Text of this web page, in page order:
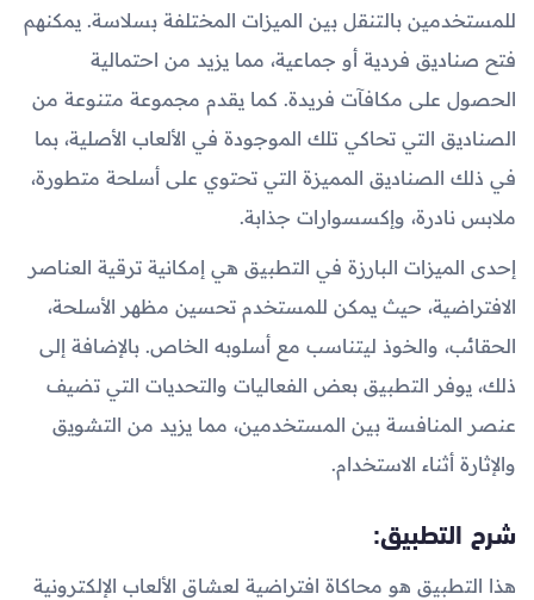
للمستخدمين بالتنقل بين الميزات المختلفة بسلاسة. يمكنهم
فتح صناديق فردية أو جماعية، مما يزيد من احتمالية
الحصول على مكافآت فريدة. كما يقدم مجموعة متنوعة من
الصناديق التي تحاكي تلك الموجودة في الألعاب الأصلية، بما
في ذلك الصناديق المميزة التي تحتوي على أسلحة متطورة،
ملابس نادرة، وإكسسوارات جذابة.
إحدى الميزات البارزة في التطبيق هي إمكانية ترقية العناصر
الافتراضية، حيث يمكن للمستخدم تحسين مظهر الأسلحة،
الحقائب، والخوذ ليتناسب مع أسلوبه الخاص. بالإضافة إلى
ذلك، يوفر التطبيق بعض الفعاليات والتحديات التي تضيف
عنصر المنافسة بين المستخدمين، مما يزيد من التشويق
والإثارة أثناء الاستخدام.
شرح التطبيق:
هذا التطبيق هو محاكاة افتراضية لعشاق الألعاب الإلكترونية